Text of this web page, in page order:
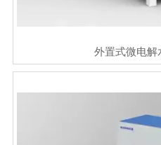
外置式微电解